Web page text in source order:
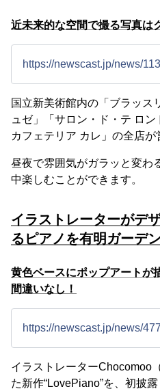
近未来的な空間で撮る写真は
https://newscast.jp/news/
国立新美術館内の「ブラッス
ュゼ」「サロン・ド・テ ロン
カフェテリア カレ」の全店が
昼夜で雰囲気がガラッと変わ
中楽しむことができます。
イラストレーターがデ
るピアノを有明ガーデ
黄色ベースにポップアートが
間違いなし！
https://newscast.jp/news/
イラストレーターChocomoo
た新作“LovePiano”を、初披露